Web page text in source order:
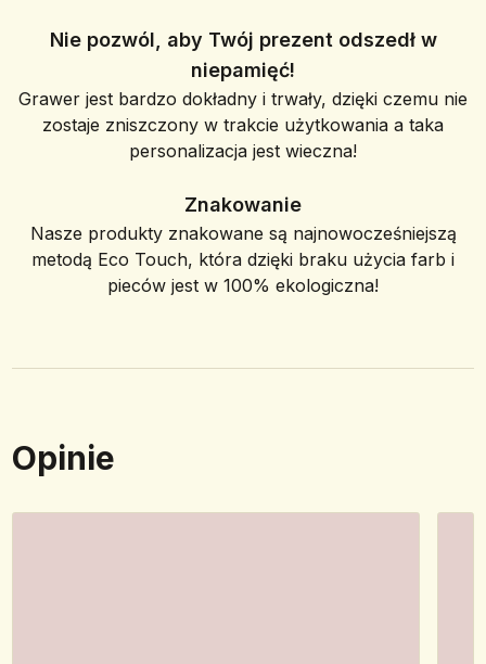
Nie pozwól, aby Twój prezent odszedł w
niepamięć!
Grawer jest bardzo dokładny i trwały, dzięki czemu nie
zostaje zniszczony w trakcie użytkowania a taka
personalizacja jest wieczna!
Znakowanie
Nasze produkty znakowane są najnowocześniejszą
metodą Eco Touch, która dzięki braku użycia farb i
pieców jest w 100% ekologiczna!
Opinie